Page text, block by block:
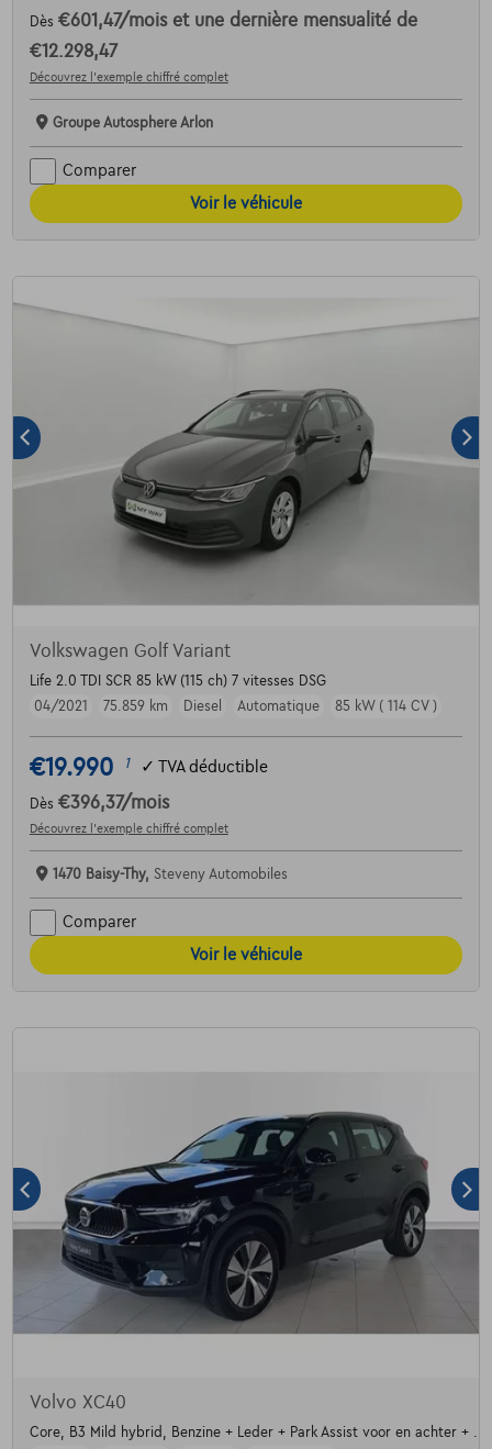
Dès €601,47/mois et une dernière mensualité de
€12.298,47
Découvrez l’exemple chiffré complet
Groupe Autosphere Arlon
Comparer
Voir le véhicule
Volkswagen Golf Variant
Life 2.0 TDI SCR 85 kW (115 ch) 7 vitesses DSG
04/2021
75.859 km Diesel Automatique 85 kW ( 114 CV )
€19.990 1 ✓ TVA déductible
Dès €396,37/mois
Découvrez l’exemple chiffré complet
1470 Baisy-Thy, Steveny Automobiles
Comparer
Voir le véhicule
Volvo XC40
Core, B3 Mild hybrid, Benzine + Leder + Park Assist voor en achter + ....